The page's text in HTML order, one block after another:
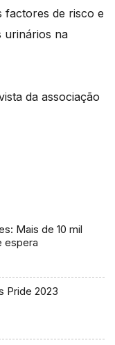
factores de risco e
urinários na
da associação
Mais de 10 mil
espera
Pride 2023